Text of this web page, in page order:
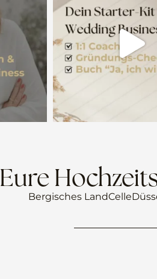
Eure
Bergisches LandCelle